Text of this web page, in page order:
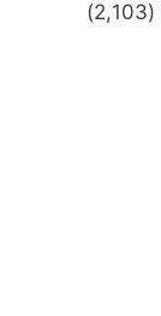
(2,103)